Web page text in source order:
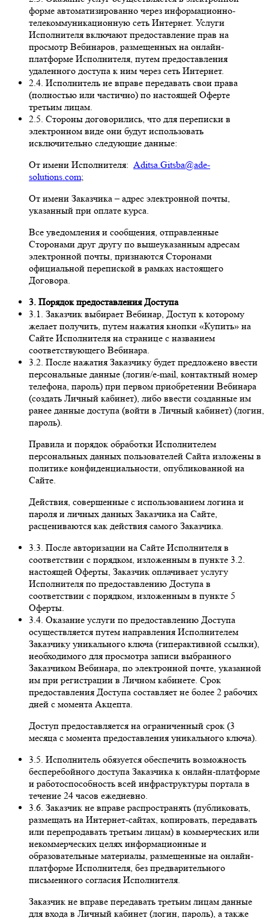
форме автоматизированно через информационно-
телекоммуникационную сеть Интернет. Услуги
Исполнителя включают предоставление прав на
просмотр Вебинаров, размещенных на онлайн-
платформе Исполнителя, путем предоставления
удаленного доступа к ним через сеть Интернет.
2.4. Исполнитель не вправе передавать свои права
(полностью или частично) по настоящей Оферте
третьим лицам.
2.5. Стороны договорились, что для переписки в
электронном виде они будут использовать
исключительно следующие данные:
От имени Исполнителя: Aditsa.Gitsba@ade-
solutions.com;
От имени Заказчика – адрес электронной почты,
указанный при оплате курса.
Все уведомления и сообщения, отправленные
Сторонами друг другу по вышеуказанным адресам
электронной почты, признаются Сторонами
официальной перепиской в рамках настоящего
Договора.
3. Порядок предоставления Доступа
3.1. Заказчик выбирает Вебинар, Доступ к которому
желает получить, путем нажатия кнопки «Купить» на
Сайте Исполнителя на странице с названием
соответствующего Вебинара.
3.2. После нажатия Заказчику будет предложено ввести
персональные данные (логин/e-mail, контактный номер
телефона, пароль) при первом приобретении Вебинара
(создать Личный кабинет), либо ввести созданные им
ранее данные доступа (войти в Личный кабинет) (логин,
пароль).
Правила и порядок обработки Исполнителем
персональных данных пользователей Сайта изложены в
политике конфиденциальности, опубликованной на
Сайте.
Действия, совершенные с использованием логина и
пароля и личных данных Заказчика на Сайте,
расцениваются как действия самого Заказчика.
3.3. После авторизации на Сайте Исполнителя в
соответствии с порядком, изложенным в пункте 3.2.
настоящей Оферты, Заказчик оплачивает услугу
Исполнителя по предоставлению Доступа в
соответствии с порядком, изложенным в пункте 5
Оферты.
3.4. Оказание услуги по предоставлению Доступа
осуществляется путем направления Исполнителем
Заказчику уникального ключа (гиперактивной ссылки),
необходимого для просмотра записи выбранного
Заказчиком Вебинара, по электронной почте, указанной
им при регистрации в Личном кабинете. Срок
предоставления Доступа составляет не более 2 рабочих
дней с момента Акцепта.
Доступ предоставляется на ограниченный срок (3
месяца с момента предоставления уникального ключа).
3.5. Исполнитель обязуется обеспечить возможность
бесперебойного доступа Заказчика к онлайн-платформе
и работоспособность всей инфраструктуры портала в
течение 24 часов ежедневно.
3.6. Заказчик не вправе распространять (публиковать,
размещать на Интернет-сайтах, копировать, передавать
или перепродавать третьим лицам) в коммерческих или
некоммерческих целях информационные и
образовательные материалы, размещенные на онлайн-
платформе Исполнителя, без предварительного
письменного согласия Исполнителя.
Заказчик не вправе передавать третьим лицам данные
для входа в Личный кабинет (логин, пароль), а также